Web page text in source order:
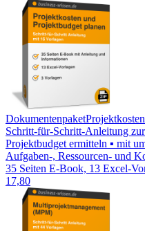
Dokumentenpaket
Schritt-für-Schritt-Anleitung
Projektbudget ermitteln ▪ mit
Aufgaben-, Ressourcen- und
35 Seiten E-Book, 13 Excel-
17,80